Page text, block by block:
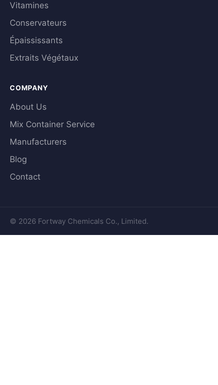
Vitamines
Conservateurs
Épaississants
Extraits Végétaux
COMPANY
About Us
Mix Container Service
Manufacturers
Blog
Contact
© 2026 Fortway Chemicals Co., Limited.